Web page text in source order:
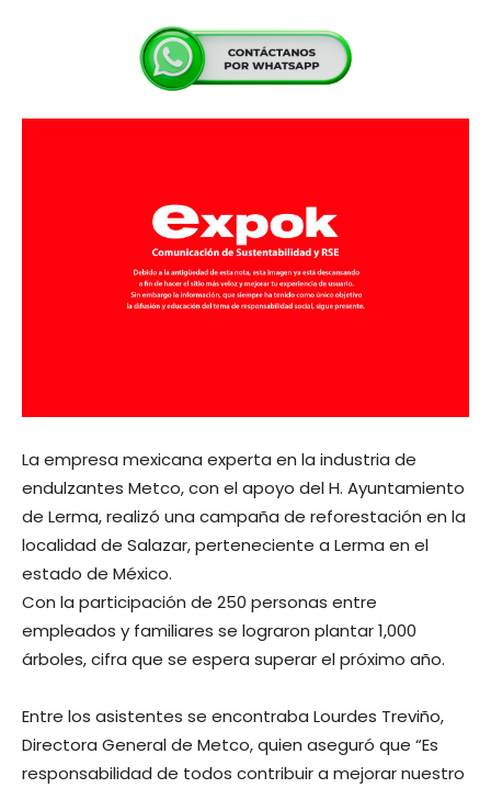
La empresa mexicana experta en la industria de
endulzantes Metco, con el apoyo del H. Ayuntamiento
de Lerma, realizó una campaña de reforestación en la
localidad de Salazar, perteneciente a Lerma en el
estado de México.
Con la participación de 250 personas entre
empleados y familiares se lograron plantar 1,000
árboles, cifra que se espera superar el próximo año.
Entre los asistentes se encontraba Lourdes Treviño,
Directora General de Metco, quien aseguró que “Es
responsabilidad de todos contribuir a mejorar nuestro